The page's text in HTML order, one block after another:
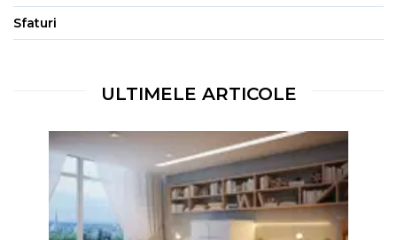
Sfaturi
ULTIMELE ARTICOLE